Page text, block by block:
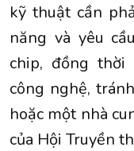
kỹ thuật cần
năng và yêu
chip, đồng
công nghệ,
hoặc một nhà
của Hội Truyền